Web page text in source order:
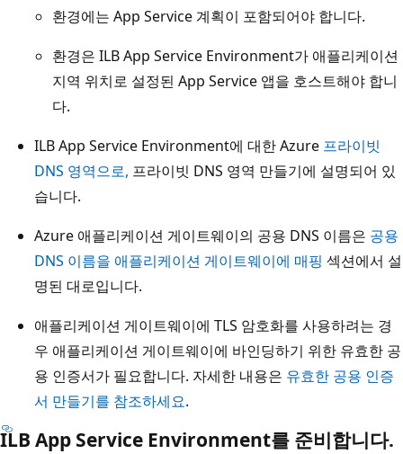
환경에는 App Service 계획이 포함되어야 합니다.
환경은 ILB App Service Environment가 애플리케이션
지역 위치로 설정된 App Service 앱을 호스트해야 합니
다.
ILB App Service Environment에 대한 Azure 프라이빗
DNS 영역으로, 프라이빗 DNS 영역 만들기에 설명되어 있
습니다.
Azure 애플리케이션 게이트웨이의 공용 DNS 이름은 공용
DNS 이름을 애플리케이션 게이트웨이에 매핑 섹션에서 설
명된 대로입니다.
애플리케이션 게이트웨이에 TLS 암호화를 사용하려는 경
우 애플리케이션 게이트웨이에 바인딩하기 위한 유효한 공
용 인증서가 필요합니다. 자세한 내용은 유효한 공용 인증
서 만들기를 참조하세요.
ILB App Service Environment를 준비합니다.